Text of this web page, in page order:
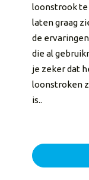
loonstrook te
laten graag
de
die al
je zeker dat
loonstroken
is..